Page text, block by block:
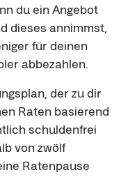
du ein Angebot
dieses annimmst,
für deinen
abbezahlen.
der zu dir
Raten basierend
schuldenfrei
von zwölf
Ratenpause